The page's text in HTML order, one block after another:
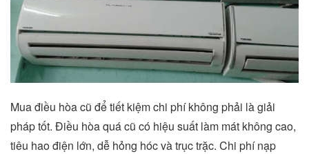
Mua điều hòa cũ để tiết kiệm chi phí không phải là giải
pháp tốt. Điều hòa quá cũ có hiệu suất làm mát không cao,
tiêu hao điện lớn, dễ hỏng hóc và trục trặc. Chi phí nạp